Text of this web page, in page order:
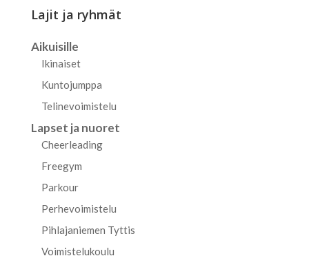
Lajit ja ryhmät
Aikuisille
Ikinaiset
Kuntojumppa
Telinevoimistelu
Lapset ja nuoret
Cheerleading
Freegym
Parkour
Perhevoimistelu
Pihlajaniemen Tyttis
Voimistelukoulu